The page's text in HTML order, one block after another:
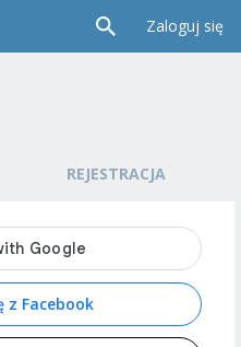
Zaloguj się
REJESTRACJA
z Facebook